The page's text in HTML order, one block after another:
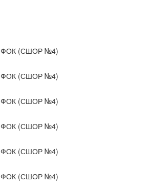
ФОК (СШОР №4)
ФОК (СШОР №4)
ФОК (СШОР №4)
ФОК (СШОР №4)
ФОК (СШОР №4)
ФОК (СШОР №4)